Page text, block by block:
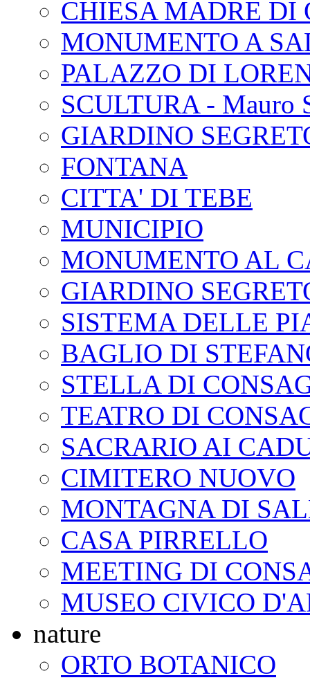
CHIESA MADRE DI
MONUMENTO A
PALAZZO DI
SCULTURA - Mauro
GIARDINO
FONTANA
CITTA' DI TEBE
MUNICIPIO
MONUMENTO AL
GIARDINO
SISTEMA DELLE
BAGLIO DI
STELLA DI
TEATRO DI
SACRARIO AI
CIMITERO NUOVO
MONTAGNA DI
CASA PIRRELLO
MEETING DI
MUSEO CIVICO
nature
ORTO BOTANICO